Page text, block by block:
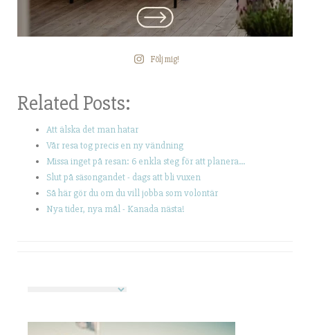
Följ mig!
Related Posts:
Att älska det man hatar
Vår resa tog precis en ny vändning
Missa inget på resan: 6 enkla steg för att planera…
Slut på säsongandet - dags att bli vuxen
Så här gör du om du vill jobba som volontär
Nya tider, nya mål - Kanada nästa!